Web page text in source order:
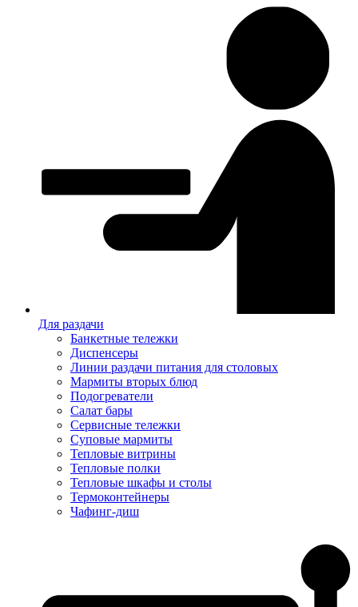
Для раздачи
Банкетные тележки
Диспенсеры
Линии раздачи питания для столовых
Мармиты вторых блюд
Подогреватели
Салат бары
Сервисные тележки
Суповые мармиты
Тепловые витрины
Тепловые полки
Тепловые шкафы и столы
Термоконтейнеры
Чафинг-диш